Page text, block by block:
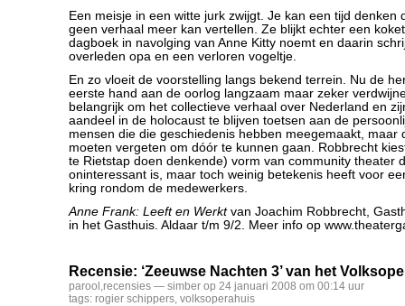
Een meisje in een witte jurk zwijgt. Je kan een tijd denken
geen verhaal meer kan vertellen. Ze blijkt echter een
dagboek in navolging van Anne Kitty noemt en daarin
overleden opa en een verloren vogeltje.
En zo vloeit de voorstelling langs bekend terrein. Nu de
eerste hand aan de oorlog langzaam maar zeker
belangrijk om het collectieve verhaal over Nederland en
aandeel in de holocaust te blijven toetsen aan de
mensen die die geschiedenis hebben meegemaakt, maar
moeten vergeten om dóór te kunnen gaan. Robbrecht
te Rietstap doen denkende) vorm van community theater
oninteressant is, maar toch weinig betekenis heeft voor
kring rondom de medewerkers.
Anne Frank: Leeft en Werktvan Joachim Robbrecht,
in het Gasthuis. Aldaar t/m 9/2. Meer info op
Recensie: ‘Zeeuwse Nachten 3’ van het
parool ,recensies — simber op 24 januari 2008 om 00:14 uur
tags: rogier schippers, volksoperahuis